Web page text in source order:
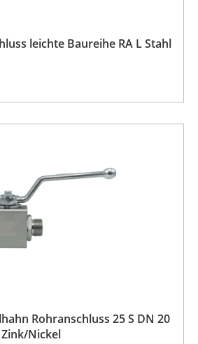
leichte Baureihe RA L Stahl
Rohranschluss 25 S DN 20
Nickel